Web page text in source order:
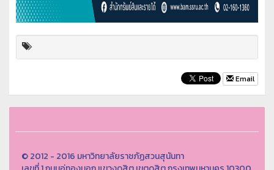
Email
© 2012 - 2016 มหาวิทยาลัยราชภัฏสวนสุนันทา